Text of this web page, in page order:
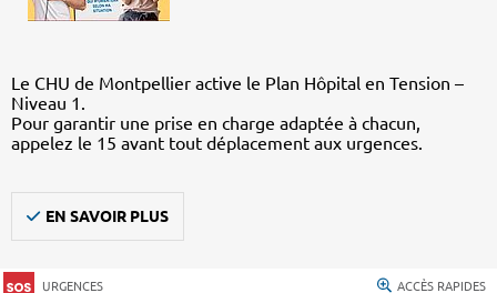
Le CHU de Montpellier active le Plan Hôpital en Tension –
Niveau 1.
Pour garantir une prise en charge adaptée à chacun,
appelez le 15 avant tout déplacement aux urgences.
EN SAVOIR PLUS
URGENCES ACCÈS RAPIDES